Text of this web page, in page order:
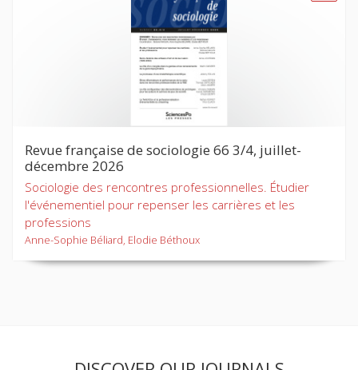
Revue française de sociologie 66 3/4, juillet-
décembre 2026
Sociologie des rencontres professionnelles. Étudier
l'événementiel pour repenser les carrières et les
professions
Anne-Sophie Béliard, Elodie Béthoux